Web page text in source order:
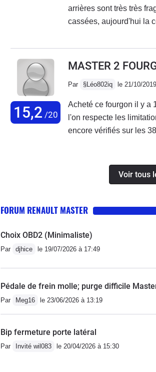
arrières sont très très
cassées, aujourd'hui la
plus, Débrouillez
poignées cassées et je
ACHETER PAS DE
15,2 /20
MASTER 2
Par §Léo802iq le 21/10/2019
Acheté ce fourgon il y a
l'on respecte les
encore vérifiés sur les
l'achat les pneus
pouvoir encore en
(avant nettoyage) il
après 18 ans pas un
positif : toujours stocké à
Voir tous
FORUM RENAULT MASTER
Choix OBD2 (Minimaliste)
Par djhice le 19/07/2026 à 17:49
Pédale de frein molle; purge difficile
Par Meg16 le 23/06/2026 à 13:19
Bip fermeture porte latéral
Par Invité wil083 le 20/04/2026 à 15:30